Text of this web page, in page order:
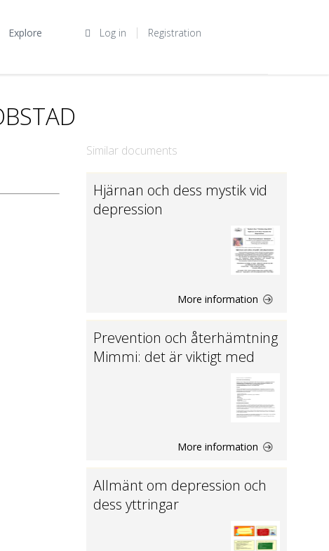
Log in Registration
Explore
Similar documents
Hjärnan och dess mystik vid
depression
More information
Prevention och återhämtning
Mimmi: det är viktigt med
More information
Allmänt om depression och
dess yttringar